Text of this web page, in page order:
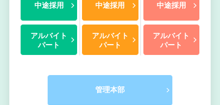
中途採用
アルバイト
パート
中途採用
アルバイト
パート
中途採用
アルバイト
パート
管理本部